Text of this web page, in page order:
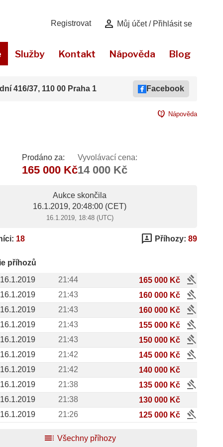
Registrovat person Můj účet / Přihlásit se
Služby Kontakt Nápověda Blog
416/37, 110 00 Praha 1 Facebook
contact_support Nápověda
Prodáno za:
165 000 Kč
Vyvolávací cena:
14 000 Kč
Aukce skončila
16.1.2019, 20:48:00 (CET)
16.1.2019, 18:48 (UTC)
18 3p Příhozy: 89
příhozů
16.1.2019
21:44 165 000 Kč gavel
16.1.2019 21:43 160 000 Kč gavel
16.1.2019 21:43 160 000 Kč gavel
16.1.2019 21:43 155 000 Kč gavel
16.1.2019 21:43 150 000 Kč gavel
16.1.2019 21:42 145 000 Kč gavel
16.1.2019 21:42
140 000 Kč
16.1.2019
21:38 135 000 Kč gavel
16.1.2019 21:38
130 000 Kč
16.1.2019
21:26 125 000 Kč
gavel
toc Všechny příhozy